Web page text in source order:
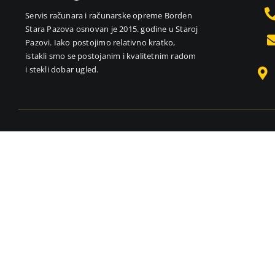
Servis računara i računarske opreme Borden
Stara Pazova osnovan je 2015. godine u Staroj
Pazovi. Iako postojimo relativno kratko,
istakli smo se postojanim i kvalitetnim radom
i stekli dobar ugled.